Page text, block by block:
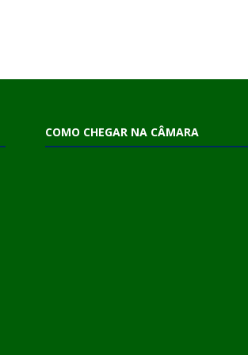
COMO CHEGAR NA CÂMARA